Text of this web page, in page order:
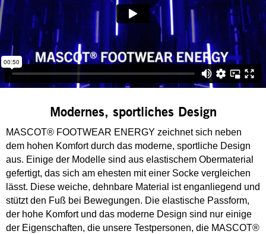
Modernes, sportliches Design
MASCOT® FOOTWEAR ENERGY zeichnet sich neben
dem hohen Komfort durch das moderne, sportliche Design
aus. Einige der Modelle sind aus elastischem Obermaterial
gefertigt, das sich am ehesten mit einer Socke vergleichen
lässt. Diese weiche, dehnbare Material ist enganliegend und
stützt den Fuß bei Bewegungen. Die elastische Passform,
der hohe Komfort und das moderne Design sind nur einige
der Eigenschaften, die unsere Testpersonen, die MASCOT®